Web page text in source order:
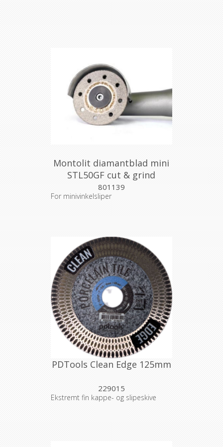
Montolit diamantblad mini
STL50GF cut & grind
801139
For minivinkelsliper
PDTools Clean Edge 125mm
229015
Ekstremt fin kappe- og slipeskive